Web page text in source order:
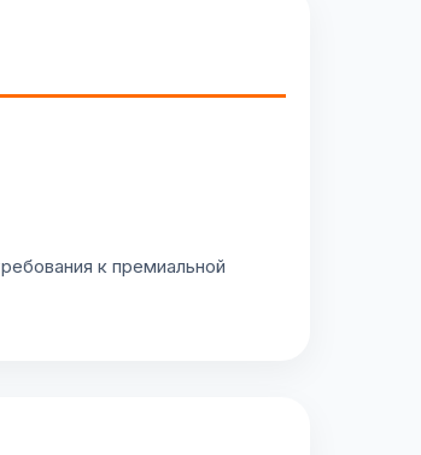
к премиальной